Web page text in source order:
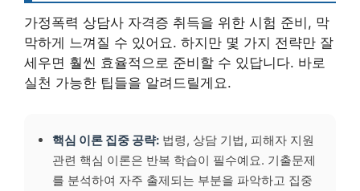
가정폭력 상담사 자격증 취득을 위한 시험 준비, 막
막하게 느껴질 수 있어요. 하지만 몇 가지 전략만 잘
세우면 훨씬 효율적으로 준비할 수 있답니다. 바로
실천 가능한 팁들을 알려드릴게요.
핵심 이론 집중 공략: 법령, 상담 기법, 피해자 지원
관련 핵심 이론은 반복 학습이 필수예요. 기출문제
를 분석하여 자주 출제되는 부분을 파악하고 집중